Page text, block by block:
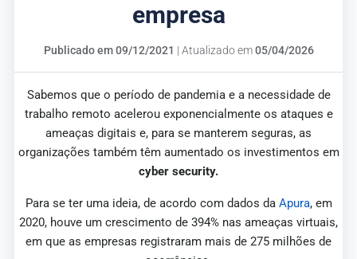
empresa
Publicado em 09/12/2021 | Atualizado em05/04/2026
Sabemos que o período de pandemia e a necessidade de
trabalho remoto acelerou exponencialmente os ataques e
ameaças digitais e, para se manterem seguras, as
organizações também têm aumentado os investimentos em
cyber security.
Para se ter uma ideia, de acordo com dados da Apura, em
2020, houve um crescimento de 394% nas ameaças virtuais,
em que as empresas registraram mais de 275 milhões de